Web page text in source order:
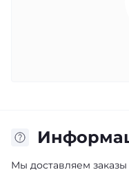
Мы доставляем